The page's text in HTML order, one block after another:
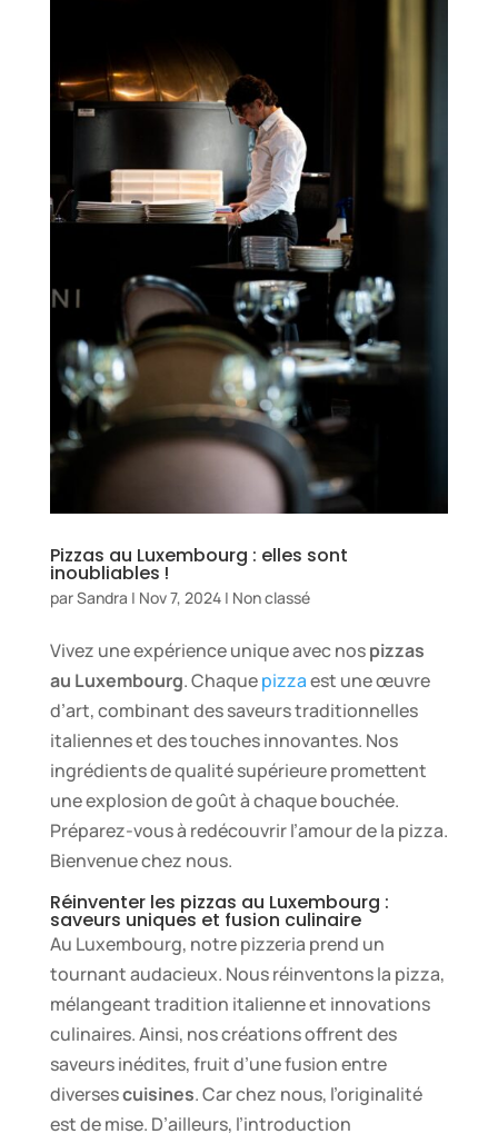
Pizzas au Luxembourg : elles sont
inoubliables !
parSandra | Nov 7, 2024| Non classé
Vivez une expérience unique avec nospizzas
au Luxembourg. Chaquepizzaest une œuvre
d’art, combinant des saveurs traditionnelles
italiennes et des touches innovantes. Nos
ingrédients de qualité supérieure promettent
une explosion de goût à chaque bouchée.
Préparez-vous à redécouvrir l’amour de la pizza.
Bienvenue chez nous.
Réinventer les pizzas au Luxembourg :
saveurs uniques et fusion culinaire
Au Luxembourg, notre pizzeria prend un
tournant audacieux. Nous réinventons la pizza,
mélangeant tradition italienne et innovations
culinaires. Ainsi, nos créations offrent des
saveurs inédites, fruit d’une fusion entre
diversescuisines. Car chez nous, l’originalité
est de mise. D’ailleurs, l’introduction